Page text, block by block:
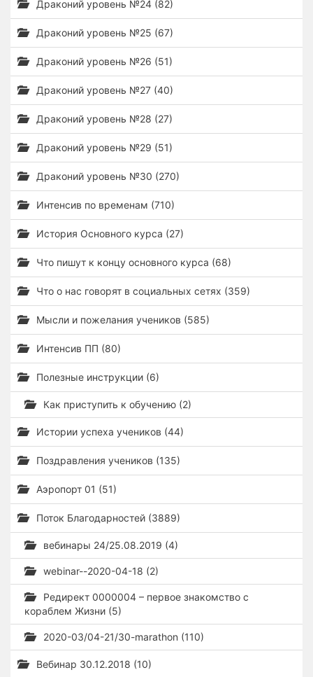
Драконий уровень №24 (82)
Драконий уровень №25 (67)
Драконий уровень №26 (51)
Драконий уровень №27 (40)
Драконий уровень №28 (27)
Драконий уровень №29 (51)
Драконий уровень №30 (270)
Интенсив по временам (710)
История Основного курса (27)
Что пишут к концу основного курса (68)
Что о нас говорят в социальных сетях (359)
Мысли и пожелания учеников (585)
Интенсив ПП (80)
Полезные инструкции (6)
Как приступить к обучению (2)
Истории успеха учеников (44)
Поздравления учеников (135)
Аэропорт 01 (51)
Поток Благодарностей (3889)
вебинары 24/25.08.2019 (4)
webinar--2020-04-18 (2)
Редирект 0000004 – первое знакомство с
кораблем Жизни (5)
2020-03/04-21/30-marathon (110)
Вебинар 30.12.2018 (10)